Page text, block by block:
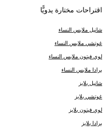
اقتراحات مختارة يدويًّا
شانيل ملابس النساء
غوتشي ملابس النساء
لوي فيتون ملابس النساء
برادا ملابس النساء
شانيل بلايز
غوتشي بلايز
لوي فيتون بلايز
برادا بلايز